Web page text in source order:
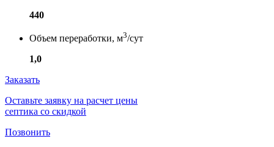
440
Объем переработки, м3/сут
1,0
Заказать
Оставьте заявку на расчет цены
септика со скидкой
Позвонить